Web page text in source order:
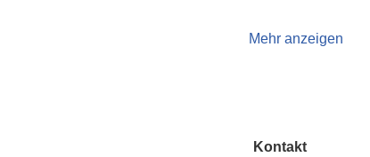
Mehr anzeigen
Kontakt